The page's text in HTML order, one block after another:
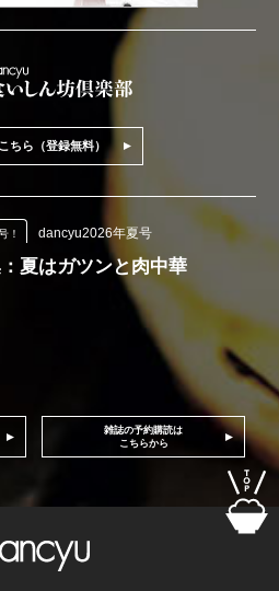
ちら（登録無料）
！ dancyu2026年夏号
夏はガツンと肉中華
雑誌の予約購読は
こちらから